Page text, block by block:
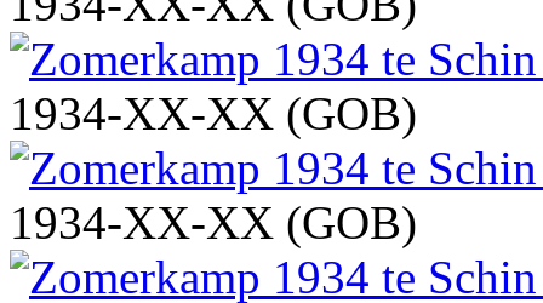
1934-XX-XX (GOB)
1934-XX-XX (GOB)